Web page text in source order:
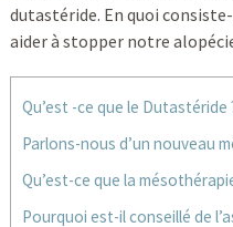
dutastéride. En quoi
aider à stopper notre
Qu’est -ce que le Dutastéride
Parlons-nous d’un nouveau
Qu’est-ce que la
Pourquoi est-il conseillé de